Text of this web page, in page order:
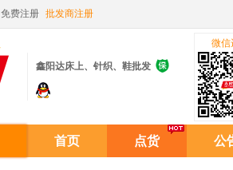
免费注册 批发商注册
鑫阳达床上、针织、鞋批发 
微信
首页 点货 公